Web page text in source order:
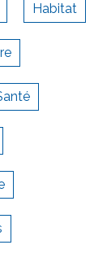
Habitat